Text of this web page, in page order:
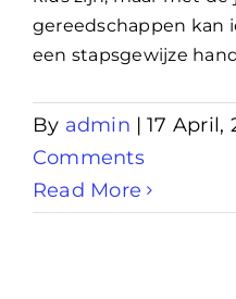
over advies nederland
gereedschappen kan
een stapsgewijze
By admin | 17 April,
Comments
Read More